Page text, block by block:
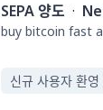
SEPA 양도 ·
buy bitcoin fast
신규 사용자 환영